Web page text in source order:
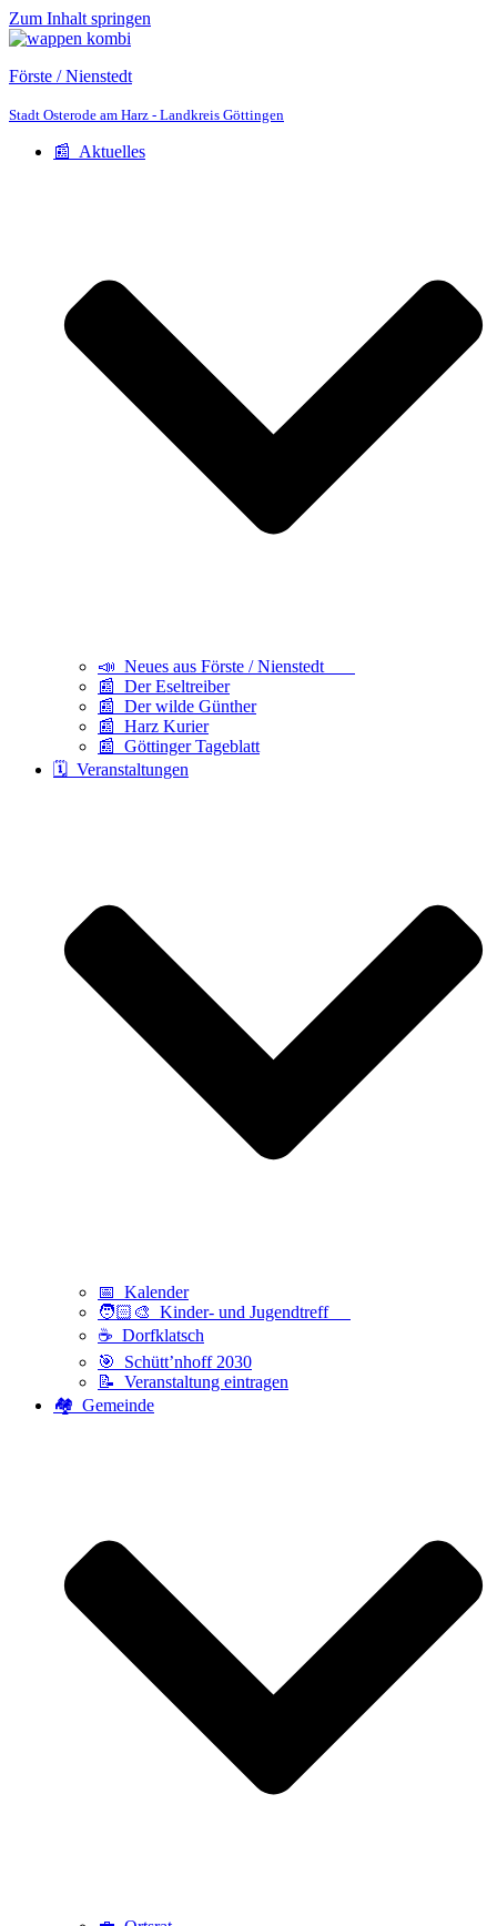
Zum Inhalt springen
Förste / Nienstedt
Stadt Osterode am Harz - Landkreis Göttingen
📰 Aktuelles
📣 Neues aus Förste / Nienstedt
📰 Der Eseltreiber
📰 Der wilde Günther
📰 Harz Kurier
📰 Göttinger Tageblatt
🗓️ Veranstaltungen
📅 Kalender
🧑🏻‍🎨 Kinder- und Jugendtreff
☕ Dorfklatsch
🎯 Schütt’nhoff 2030
📝 Veranstaltung eintragen
🏘️ Gemeinde